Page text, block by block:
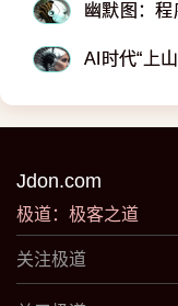
幽默图：
AI时代“上
Jdon.com
极道：极客之道
关注极道